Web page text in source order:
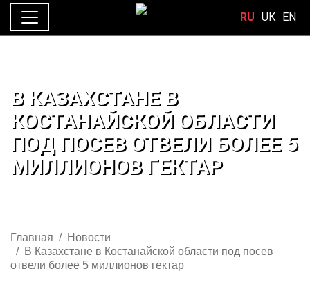
RU UK EN
В КАЗАХСТАНЕ В
КОСТАНАЙСКОЙ ОБЛАСТИ
ПОД ПОСЕВ ОТВЕЛИ БОЛЕЕ 5
МИЛЛИОНОВ ГЕКТАР
Главная
Новости
В Казахстане в Костанайской области под посев
отвели более 5 миллионов гектар